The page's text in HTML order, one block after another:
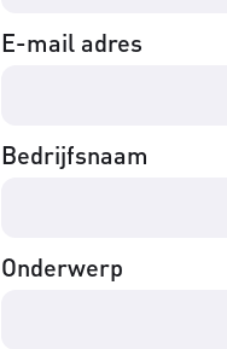
E-mail adres
Bedrijfsnaam
Onderwerp